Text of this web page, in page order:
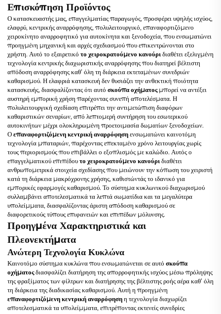
Επισκόπηση Προϊόντος
Ο κατασκευαστής μας, επαγγελματίας παραγωγός, προσφέρει υψηλής ισχύος,
ελαφρύ, κεντρικής αναρρόφησης, πολυλειτουργικό, επαναφορτιζόμενο
χειροκίνητο αναρροφητικό για αυτοκίνητα και ξενοδοχεία, που ενσωματώνει
προηγμένη μηχανική και αρχές σχεδιασμού που επικεντρώνονται στο
χρήστη. Αυτό το εξαιρετικό το χειροκρατούμενο κανούρι διαθέτει εξελιγμένη
τεχνολογία κεντρικής διαχωριστικής αναρρόφησης που διατηρεί βέλτιστη
απόδοση αναρρόφησης καθ’ όλη τη διάρκεια εκτεταμένων συνεδριών
καθαρισμού. Η ελαφριά κατασκευή δεν θυσιάζει την ανθεκτική ποιότητα
κατασκευής, διασφαλίζοντας ότι αυτό σκούπα οχήματοςμπορεί να αντέξει
αυστηρή εμπορική χρήση παρέχοντας συνεπή αποτελέσματα. Η
πολυλειτουργική σχεδίαση επιτρέπει την αντιμετώπιση διαφόρων
καθαριστικών σεναρίων, από λεπτομερή συντήρηση του εσωτερικού
αυτοκινήτων μέχρι ολοκληρωμένη προετοιμασία δωματίων ξενοδοχείων.
Οεπαναφορτιζόμενη κεντρική αναρρόφησηενσωματώνει καινοτόμη
τεχνολογία μπαταριών, παρέχοντας επεκταμένο χρόνο λειτουργίας χωρίς
τους περιορισμούς που επιβάλλει ο εξοπλισμός με καλώδιο. Αυτός ο
επαγγελματικού επιπέδουτο χειροκρατούμενο κανούρι διαθέτει
ανθρωπομετρικά στοιχεία σχεδίασης που μειώνουν την κόπωση του χειριστή
κατά τη διάρκεια μακρόχρονης χρήσης, καθιστώντάς το ιδανικό για
εμπορικές εφαρμογές καθαρισμού. Το σύστημα κυκλωνικού διαχωρισμού
συλλαμβάνει αποτελεσματικά τα λεπτά σωματίδια και τα μεγαλύτερα
υπολείμματα, διασφαλίζοντας άριστη απόδοση καθαρισμού σε
διαφορετικούς τύπους επιφανειών και επιπέδων μόλυνσης.
Προηγμένα Χαρακτηριστικά και
Πλεονεκτήματα
Ανώτερη Τεχνολογία Κυκλώνα
Καινοτόμο σύστημα κυκλώνα που ενσωματώνεται σε αυτό σκούπα
οχήματοςδιασφαλίζει διατήρηση της απορροφητικής ισχύος μέσω πρόληψης
της φραξίματος των φίλτρων και διατήρησης της βέλτιστης ροής αέρα καθ’ όλη
τη διάρκεια της διαδικασίας καθαρισμού. Αυτή η προηγμένη
επαναφορτιζόμενη κεντρική αναρρόφησηη τεχνολογία διαχωρίζει
αποτελεσματικά τα υπολείμματα, επιτρέποντας εκτενείς συνεδρίες